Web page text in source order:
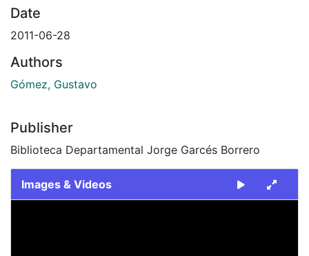
Date
2011-06-28
Authors
Gómez, Gustavo
Publisher
Biblioteca Departamental Jorge Garcés Borrero
Images & Videos